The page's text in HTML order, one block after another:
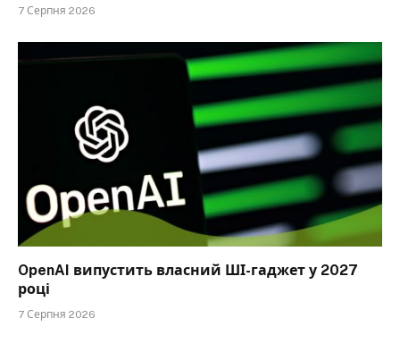
7 Серпня 2026
OpenAI випустить власний ШІ-гаджет у 2027
році
7 Серпня 2026